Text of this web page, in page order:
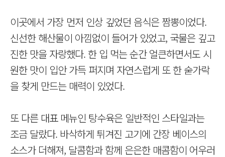
이곳에서 가장 먼저 인상 깊었던 음식은 짬뽕이었다.
신선한 해산물이 아낌없이 들어가 있었고, 국물은 깊고
진한 맛을 자랑했다. 한 입 먹는 순간 얼큰하면서도 시
원한 맛이 입안 가득 퍼지며 자연스럽게 또 한 숟가락
을 찾게 만드는 매력이 있었다.
또 다른 대표 메뉴인 탕수육은 일반적인 스타일과는
조금 달랐다. 바삭하게 튀겨진 고기에 간장 베이스의
소스가 더해져, 달콤함과 함께 은은한 매콤함이 어우러